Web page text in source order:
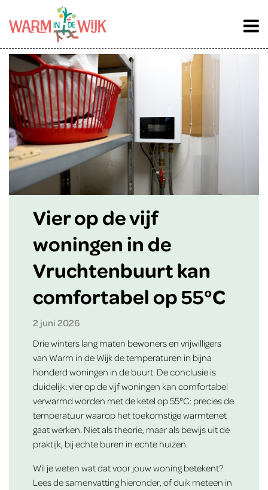
Vier op de vijf
woningen in de
Vruchtenbuurt kan
comfortabel op 55°C
2 juni 2026
Drie winters lang maten bewoners en vrijwilligers
van Warm in de Wijk de temperaturen in bijna
honderd woningen in de buurt. De conclusie is
duidelijk: vier op de vijf woningen kan comfortabel
verwarmd worden met de ketel op 55°C: precies de
temperatuur waarop het toekomstige warmtenet
gaat werken. Niet als theorie, maar als bewijs uit de
praktijk, bij echte buren in echte huizen.
Wil je weten wat dat voor jouw woning betekent?
Lees de samenvatting hieronder, of duik meteen in